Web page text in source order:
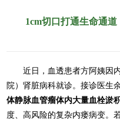
1cm切口打通生命通
近日，血透患者方阿姨因
院）肾脏病科就诊。接诊医生
体静脉血管瘤体内大量血栓淤
度、高风险的复杂内瘘病变。